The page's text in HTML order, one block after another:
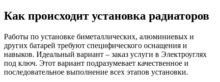
Как происходит установка радиаторов
Работы по установке биметаллических, алюминиевых и
других батарей требуют специфического оснащения и
навыков. Идеальный вариант – заказ услуги в Электроуглях
под ключ. Этот вариант подразумевает качественное и
последовательное выполнение всех этапов установки.